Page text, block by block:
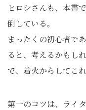
ヒロシさんも、本書
倒している。
まったくの初心者で
ると、考えるかもし
で、着火からしてこ
第一のコツは、ライ